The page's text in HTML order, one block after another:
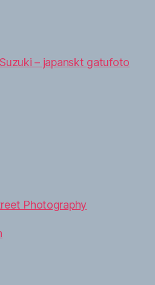
– japanskt gatufoto
Photography